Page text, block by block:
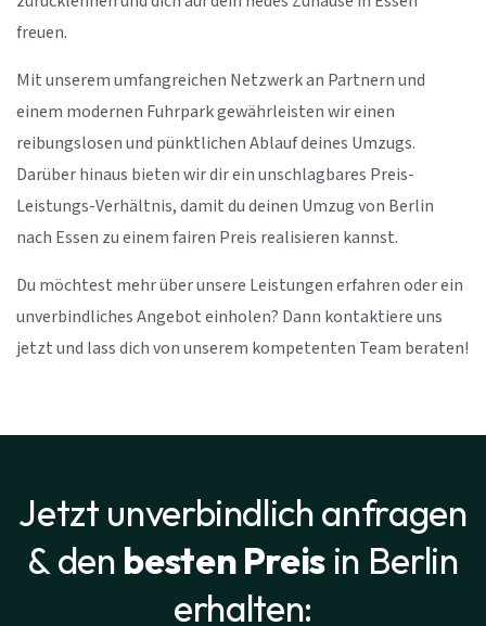
freuen.
Mit unserem umfangreichen Netzwerk an Partnern und
einem modernen Fuhrpark gewährleisten wir einen
reibungslosen und pünktlichen Ablauf deines Umzugs.
Darüber hinaus bieten wir dir ein unschlagbares Preis-
Leistungs-Verhältnis, damit du deinen Umzug von Berlin
nach Essen zu einem fairen Preis realisieren kannst.
Du möchtest mehr über unsere Leistungen erfahren oder ein
unverbindliches Angebot einholen? Dann kontaktiere uns
jetzt und lass dich von unserem kompetenten Team beraten!
Jetzt unverbindlich anfragen
& den besten Preis in Berlin
erhalten: